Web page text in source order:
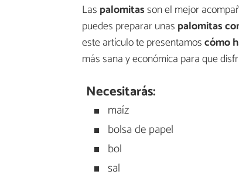
Las palomitasson el mejor
puedes preparar unas palomitas
este artículo te presentamoscómo
más sana y económica para que
Necesitarás:
maíz
bolsa de papel
bol
sal